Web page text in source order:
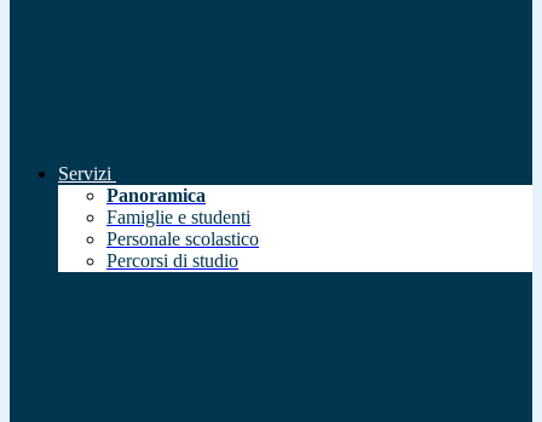
Servizi
Panoramica
Famiglie e studenti
Personale scolastico
Percorsi di studio